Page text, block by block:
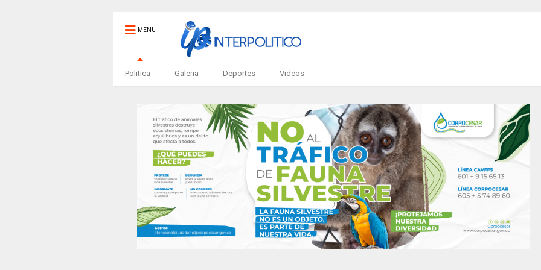
MENU
Politica Galeria Deportes Videos